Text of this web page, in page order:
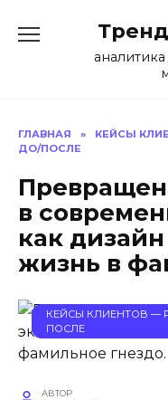
содержанию
ГЛАВНАЯ »
КЕЙСЫ
ДО/ПОСЛЕ
в
как
жизнь в
КЕЙСЫ КЛИЕНТОВ —
ПОСЛЕ
АВТОР